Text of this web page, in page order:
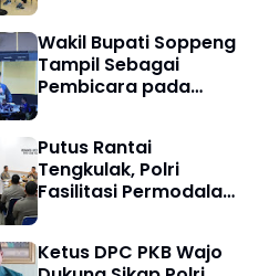
Darat
Wakil Bupati Soppeng
Tampil Sebagai
Pembicara pada
Indonesia (ADEKSI) di
Kota Batam
Putus Rantai
Tengkulak, Polri
Fasilitasi Permodalan
Jagung
Ketus DPC PKB Wajo